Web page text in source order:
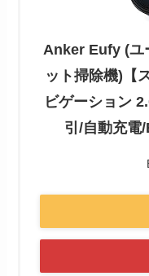
Anker Eufy (ユ
ット掃除機)【
ビゲーション
引/自動充電